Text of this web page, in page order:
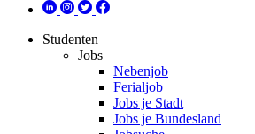
Studenten
Jobs
Nebenjob
Ferialjob
Jobs je Stadt
Jobs je Bundesland